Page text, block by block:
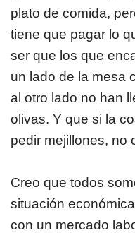
plato de comida,
tiene que pagar lo
ser que los que
un lado de la mesa
al otro lado no han
olivas. Y que si la
pedir mejillones, no
Creo que todos
situación
con un mercado